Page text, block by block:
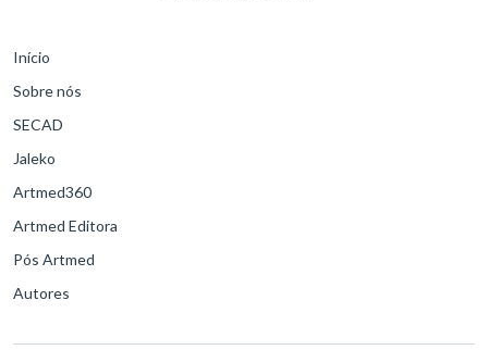
Início
Sobre nós
SECAD
Jaleko
Artmed360
Artmed Editora
Pós Artmed
Autores